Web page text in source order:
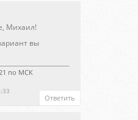
Михаил!
вы
по МСК
Ответить